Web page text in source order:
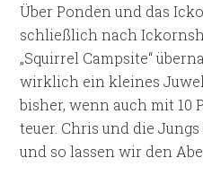
Über Ponden und das
schließlich nach
„Squirrel Campsite“
wirklich ein kleines
bisher, wenn auch mit 10
teuer. Chris und die
und so lassen wir den